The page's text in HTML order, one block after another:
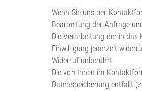
Wenn Sie uns per
Bearbeitung der Anfrage
Die Verarbeitung der in
Einwilligung jederzeit
Widerruf unberührt.
Die von Ihnen im
Datenspeicherung entfällt